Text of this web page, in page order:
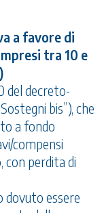
a favore di
tra 10 e
del decreto-
bis”), che
a fondo
compensi
con perdita di
dovuto essere